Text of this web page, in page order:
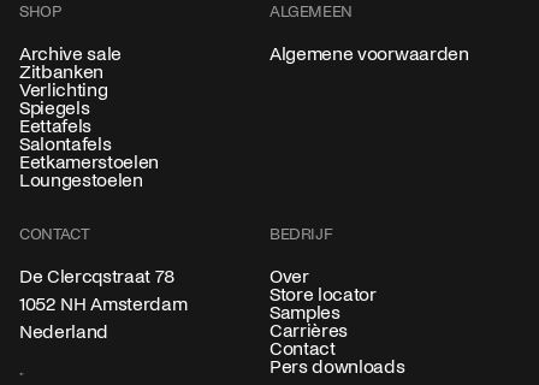
SHOP
Archive sale
Zitbanken
Verlichting
Spiegels
Eettafels
Salontafels
Eetkamerstoelen
Loungestoelen
ALGEMEEN
Algemene voorwaarden
CONTACT
De Clercqstraat 78
1052 NH Amsterdam
Nederland
BEDRIJF
Over
Store locator
Samples
Carrières
Contact
Pers downloads